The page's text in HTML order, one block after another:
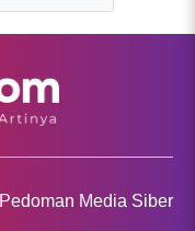
Pedoman Media Siber